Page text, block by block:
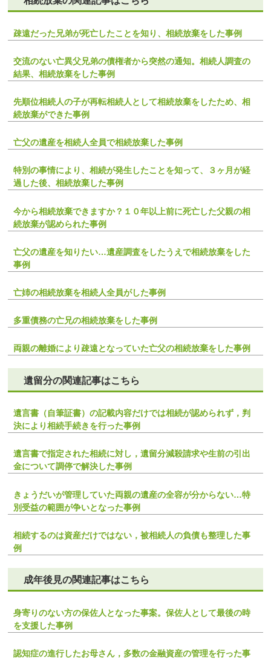
疎遠だった兄弟が死亡したことを知り、相続放棄をした事例
交流のない亡異父兄弟の債権者から突然の通知。相続人調査の
結果、相続放棄をした事例
先順位相続人の子が再転相続人として相続放棄をしたため、相
続放棄ができた事例
亡父の遺産を相続人全員で相続放棄した事例
特別の事情により、相続が発生したことを知って、３ヶ月が経
過した後、相続放棄した事例
今から相続放棄できますか？１０年以上前に死亡した父親の相
続放棄が認められた事例
亡父の遺産を知りたい…遺産調査をしたうえで相続放棄をした
事例
亡姉の相続放棄を相続人全員がした事例
多重債務の亡兄の相続放棄をした事例
両親の離婚により疎遠となっていた亡父の相続放棄をした事例
遺留分の関連記事はこちら
遺言書（自筆証書）の記載内容だけでは相続が認められず，判
決により相続手続きを行った事例
遺言書で指定された相続に対し，遺留分減殺請求や生前の引出
金について調停で解決した事例
きょうだいが管理していた両親の遺産の全容が分からない…特
別受益の範囲が争いとなった事例
相続するのは資産だけではない，被相続人の負債も整理した事
例
成年後見の関連記事はこちら
身寄りのない方の保佐人となった事案。保佐人として最後の時
を支援した事例
認知症の進行したお母さん，多数の金融資産の管理を行った事